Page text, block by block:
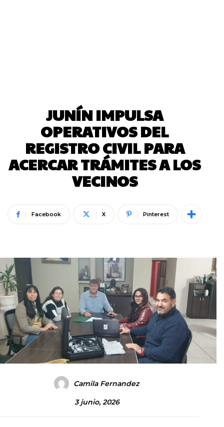
JUNÍN IMPULSA
OPERATIVOS DEL
REGISTRO CIVIL PARA
ACERCAR TRÁMITES A LOS
VECINOS
Facebook X Pinterest
Camila Fernandez
3 junio, 2026